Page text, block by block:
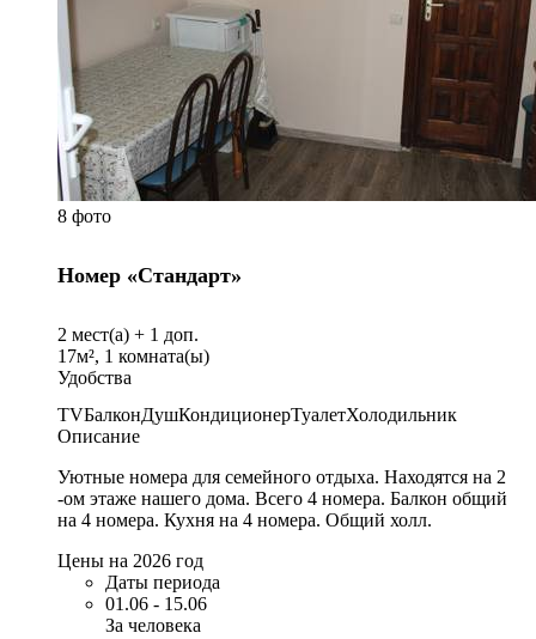
8 фото
Номер «Стандарт»
2 мест(а) + 1 доп.
17м², 1 комната(ы)
Удобства
TVБалконДушКондиционерТуалетХолодильник
Описание
Уютные номера для семейного отдыха. Находятся на 2
-ом этаже нашего дома. Всего 4 номера. Балкон общий
на 4 номера. Кухня на 4 номера. Общий холл.
Цены на 2026 год
Даты периода
01.06 - 15.06
За человека